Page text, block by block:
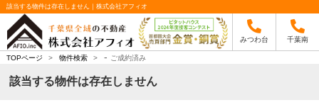
該当する物件は存在しません｜株式会社アフィオ
みつわ台 千葉南
TOPページ > 物件検索 > - ご成約済み
該当する物件は存在しません